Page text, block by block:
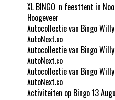
XL BINGO in feesttent in
Hoogeveen
Autocollectie van Bingo
AutoNext.co
Autocollectie van Bingo
AutoNext.co
Autocollectie van Bingo
AutoNext.co
Activiteiten op Bingo 13